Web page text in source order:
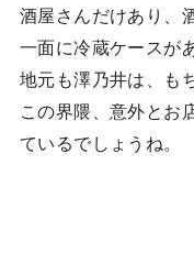
酒屋さんだけあり、
一面に冷蔵ケースが
地元も澤乃井は、も
この界隈、意外とお
ているでしょうね。